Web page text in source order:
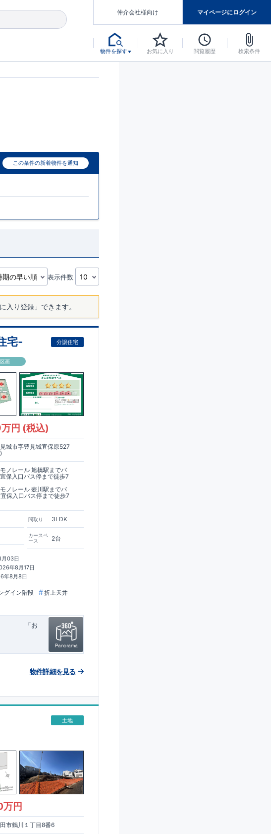
仲介会社様向け マイページにログイン
物件を探す お気に入り 閲覧履歴 検索条件
この条件の新着物件を通知
表示件数
入り登録」できます。
宅- 分譲住宅
画
円 (税込)
城市字豊見城宜保原527
ノレール 旭橋駅までバ
保入口バス停まで徒歩7
ノレール 壺川駅までバ
保入口バス停まで徒歩7
間取り 3LDK
カースペ
ース
2台
03日
年8月17日
年8月8日
グイン階段
折上天井
。
「お
しておりま
切に使う」
を受けられ
アする必要
面積⑤省エネ
売却時にも有
のダブルで
中に 3回、竣
、温熱環
■耐震等級
物件詳細を見る
土地
円
市鶴川１丁目8番6